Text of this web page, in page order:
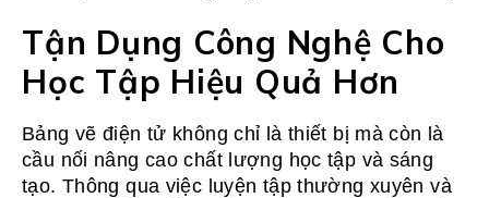
Tận Dụng Công Nghệ Cho
Học Tập Hiệu Quả Hơn
Bảng vẽ điện tử không chỉ là thiết bị mà còn là
cầu nối nâng cao chất lượng học tập và sáng
tạo. Thông qua việc luyện tập thường xuyên và